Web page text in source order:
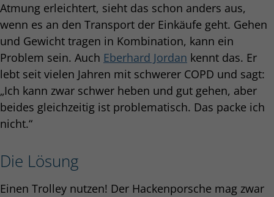
Atmung erleichtert, sieht das schon anders aus,
wenn es an den Transport der Einkäufe geht. Gehen
und Gewicht tragen in Kombination, kann ein
Problem sein. Auch Eberhard Jordan kennt das. Er
lebt seit vielen Jahren mit schwerer COPD und sagt:
„Ich kann zwar schwer heben und gut gehen, aber
beides gleichzeitig ist problematisch. Das packe ich
nicht.“
Die Lösung
Einen Trolley nutzen! Der Hackenporsche mag zwar